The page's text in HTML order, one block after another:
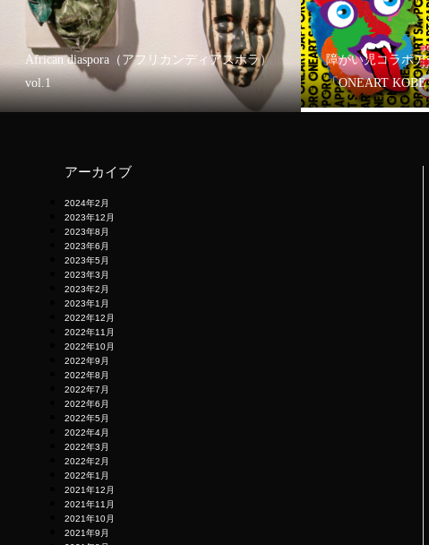
African diaspora（アフリカンディアスポラ）
vol.1
障がい児コラボ
「ONEART
アーカイブ
2024年2月
2023年12月
2023年8月
2023年6月
2023年5月
2023年3月
2023年2月
2023年1月
2022年12月
2022年11月
2022年10月
2022年9月
2022年8月
2022年7月
2022年6月
2022年5月
2022年4月
2022年3月
2022年2月
2022年1月
2021年12月
2021年11月
2021年10月
2021年9月